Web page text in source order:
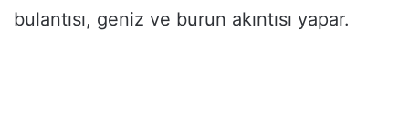
bulantısı, geniz ve burun akıntısı yapar.